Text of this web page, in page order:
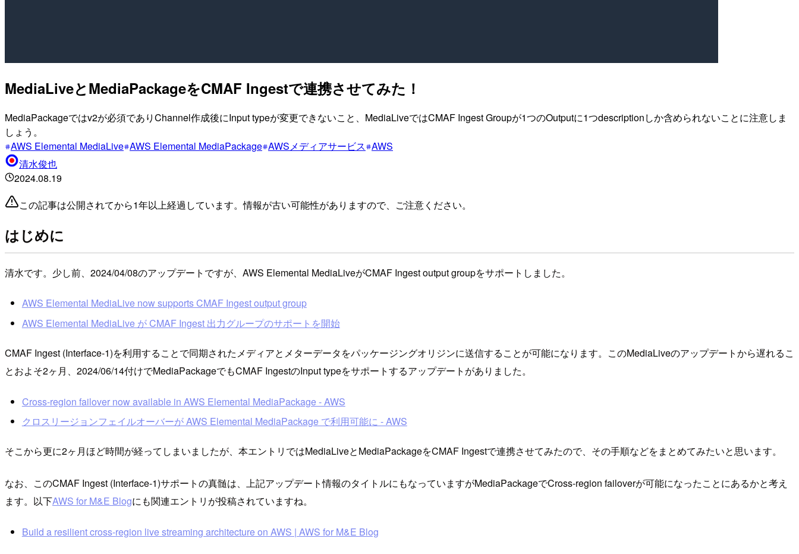
MediaLiveとMediaPackageをCMAF Ingestで連携させてみた！
MediaPackageではv2が必須でありChannel作成後にInput typeが変更できないこと、MediaLiveではCMAF Ingest Groupが1つのOutputに1つdescriptionしか含められないことに注意しま
しょう。
AWS Elemental MediaLive AWS Elemental MediaPackage AWSメディアサービス AWS
清水俊也
2024.08.19
この記事は公開されてから1年以上経過しています。情報が古い可能性がありますので、ご注意ください。
はじめに
清水です。少し前、2024/04/08のアップデートですが、AWS Elemental MediaLiveがCMAF Ingest output groupをサポートしました。
AWS Elemental MediaLive now supports CMAF Ingest output group
AWS Elemental MediaLive が CMAF Ingest 出力グループのサポートを開始
CMAF Ingest (Interface-1)を利用することで同期されたメディアとメターデータをパッケージングオリジンに送信することが可能になります。このMediaLiveのアップデートから遅れるこ
とおよそ2ヶ月、2024/06/14付けでMediaPackageでもCMAF IngestのInput typeをサポートするアップデートがありました。
Cross-region failover now available in AWS Elemental MediaPackage - AWS
クロスリージョンフェイルオーバーが AWS Elemental MediaPackage で利用可能に - AWS
そこから更に2ヶ月ほど時間が経ってしまいましたが、本エントリではMediaLiveとMediaPackageをCMAF Ingestで連携させてみたので、その手順などをまとめてみたいと思います。
なお、このCMAF Ingest (Interface-1)サポートの真髄は、上記アップデート情報のタイトルにもなっていますがMediaPackageでCross-region failoverが可能になったことにあるかと考え
ます。以下AWS for M&E Blogにも関連エントリが投稿されていますね。
Build a resilient cross-region live streaming architecture on AWS | AWS for M&E Blog